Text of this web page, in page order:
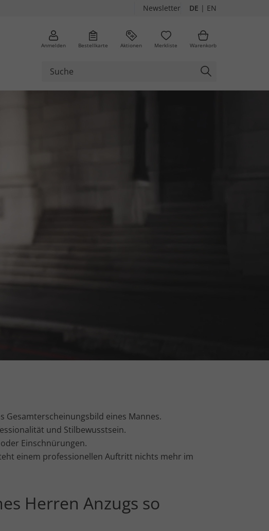
Newsletter DE | EN
Anmelden Bestellkarte Aktionen Merkliste Warenkorb
Gesamterscheinungsbild eines Mannes.
und Stilbewusstsein.
Einschnürungen.
einem professionellen Auftritt nichts mehr im
Herren Anzugs so